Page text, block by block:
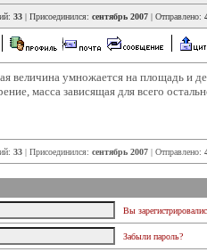
33 | Присоединился: сентябрь 2007 | Отправлено:
величина умножается на площадь и
масса зависящая для всего
33 | Присоединился: сентябрь 2007 | Отправлено:
Вы
Забыли пароль?